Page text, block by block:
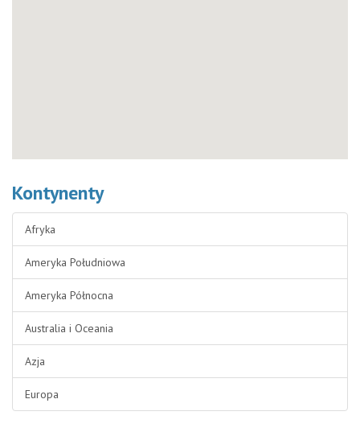
Kontynenty
Afryka
Ameryka Południowa
Ameryka Północna
Australia i Oceania
Azja
Europa